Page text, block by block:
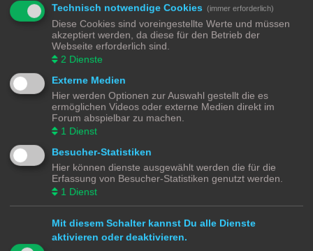
Märklin BR216 (V160) CARGO digitalisieren
Letzter Beitrag von «Fr 20. Mai 2022, 17:36
Verfasst in Lokomotiven | Züge
Schotter Beladung selber machen
Verfasst inGestaltungstipps und Tricks
Märklin K83 Weichendecoder - Separate Stromeinspeisung
Letzter Beitrag von
Verfasst inDigital
Software - aber Welche - Teil 4
Letzter Beitrag von
Verfasst inSteuerung
Software - aber Welche - Teil 3
Letzter Beitrag von Moba_GM
Do 3. Mär 2022, 19:12
Verfasst inSteuerung
Software - aber Welche - Teil 2
Verfasst inSteuerung
Profilbanner
Letzter Beitrag vonRalph«So 27. Feb 2022, 09:12
Verfasst in
Technisch notwendige Cookies (immer erforderlich)
Diese Cookies sind voreingestellte Werte und müssen
akzeptiert werden, da diese für den Betrieb der
Webseite erforderlich sind.
2 Dienste
Externe Medien
Hier werden Optionen zur Auswahl gestellt die es
ermöglichen Videos oder externe Medien direkt im
Forum abspielbar zu machen.
1 Dienst
Besucher-Statistiken
Hier können dienste ausgewählt werden die für die
Erfassung von Besucher-Statistiken genutzt werden.
1 Dienst
Mit diesem Schalter kannst Du alle Dienste
aktivieren oder deaktivieren.